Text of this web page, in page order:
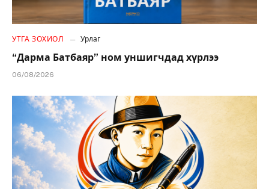
УТГА ЗОХИОЛ Урлаг
“Дарма Батбаяр” ном уншигчдад хүрлээ
06/08/2026